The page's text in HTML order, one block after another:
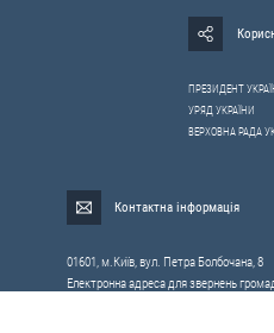
ПРЕЗИДЕНТ
УРЯД УКРАЇНИ
ВЕРХОВНА РАДА
Контактна інформація
01601, м.Київ, вул. Петра Болбочана, 8
Електронна адреса для звернень